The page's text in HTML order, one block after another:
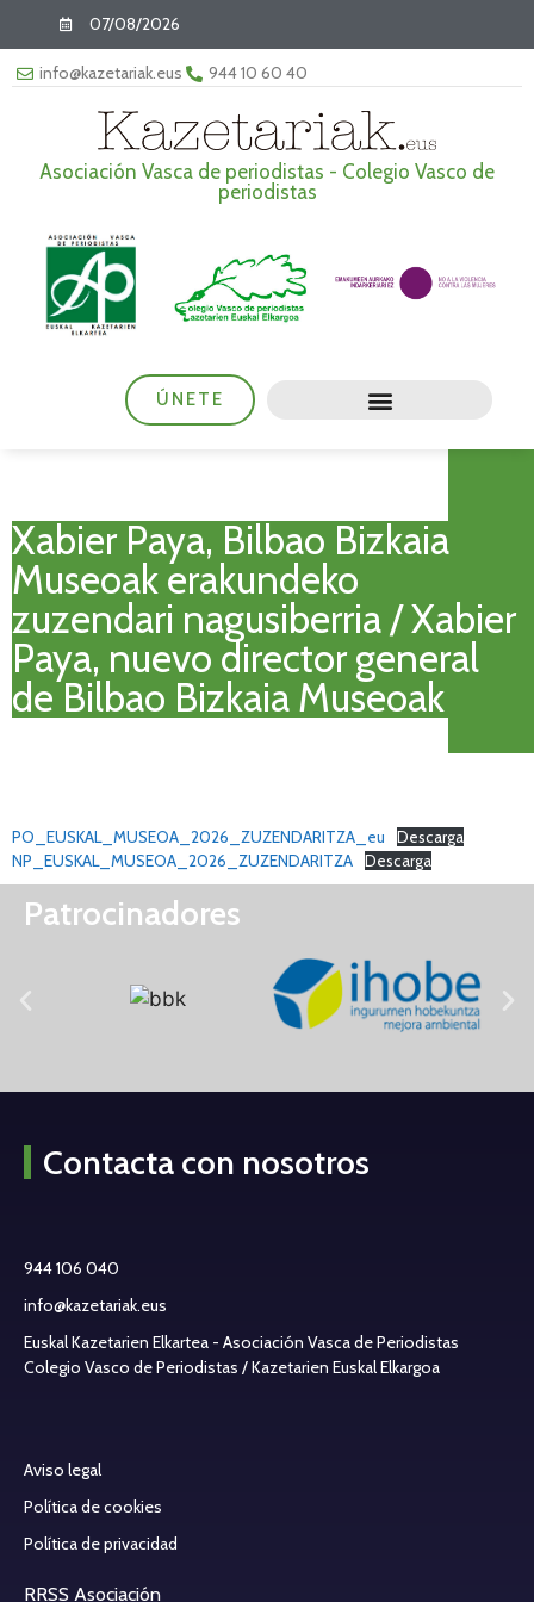
07/08/2026
info@kazetariak.eus 944 10 60 40
Asociación Vasca de periodistas - Colegio Vasco de
periodistas
ÚNETE
Xabier Paya, Bilbao Bizkaia
Museoak erakundeko
zuzendari nagusiberria / Xabier
Paya, nuevo director general
de Bilbao Bizkaia Museoak
PO_EUSKAL_MUSEOA_2026_ZUZENDARITZA_eu
Descarga
NP_EUSKAL_MUSEOA_2026_ZUZENDARITZA
Descarga
Patrocinadores
Contacta con nosotros
944 106 040
info@kazetariak.eus
Euskal Kazetarien Elkartea - Asociación Vasca de Periodistas
Colegio Vasco de Periodistas / Kazetarien Euskal Elkargoa
Aviso legal
Política de cookies
Política de privacidad
RRSS Asociación